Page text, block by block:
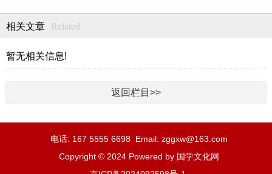
相关文章 Related
暂无相关信息!
返回栏目>>
电话: 167 5555 6698 Email: zggxw@163.com
Copyright © 2024 Powered by 国学文化网